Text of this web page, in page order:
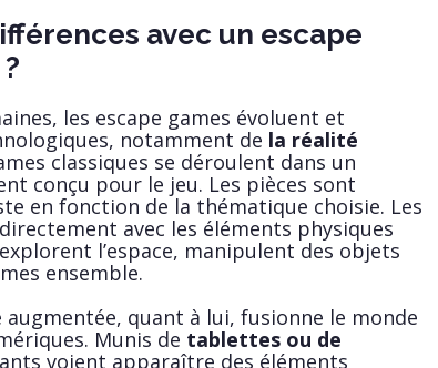
avec un escape
les escape games évoluent et
notamment de la réalité
classiques se déroulent dans un
conçu pour le jeu. Les pièces sont
en fonction de la thématique choisie. Les
avec les éléments physiques
l’espace, manipulent des objets
ensemble.
augmentée, quant à lui, fusionne le monde
Munis de tablettes ou de
voient apparaître des éléments